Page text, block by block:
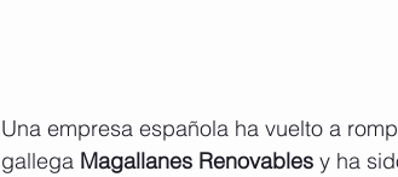
Una empresa española ha vuelto a
gallega Magallanes Renovables y ha